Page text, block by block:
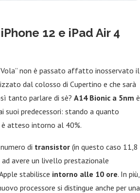
12 e iPad Air 4
non è passato affatto inosservato il
dal colosso di Cupertino e che sarà
tanto parlare di sè? A14 Bionic a 5nm è
suoi predecessori: stando a quanto
atteso intorno al 40%.
di transistor (in questo caso 11,8
ad avere un livello prestazionale
stabilisce intorno alle 10 ore. In più,
processore si distingue anche per una